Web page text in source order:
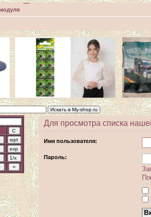
Для просмотра списка
Имя пользователя:
Пароль: